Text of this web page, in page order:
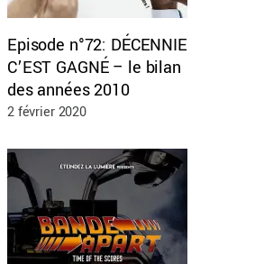
Episode n°72: DÉCENNIE
C’EST GAGNÉ – le bilan
des années 2010
2 février 2020